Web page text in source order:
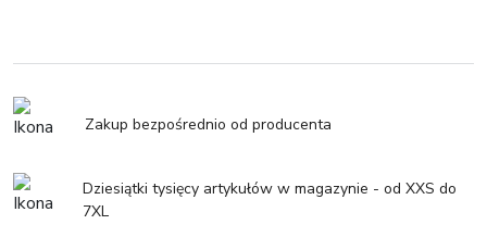
Zakup bezpośrednio od producenta
Dziesiątki tysięcy artykułów w magazynie - od XXS do
7XL